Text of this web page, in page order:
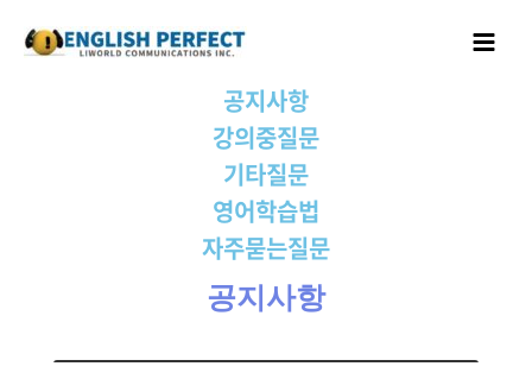
건너뛰기
Menu
공지사항
강의중질문
기타질문
영어학습법
자주묻는질문
공지사항